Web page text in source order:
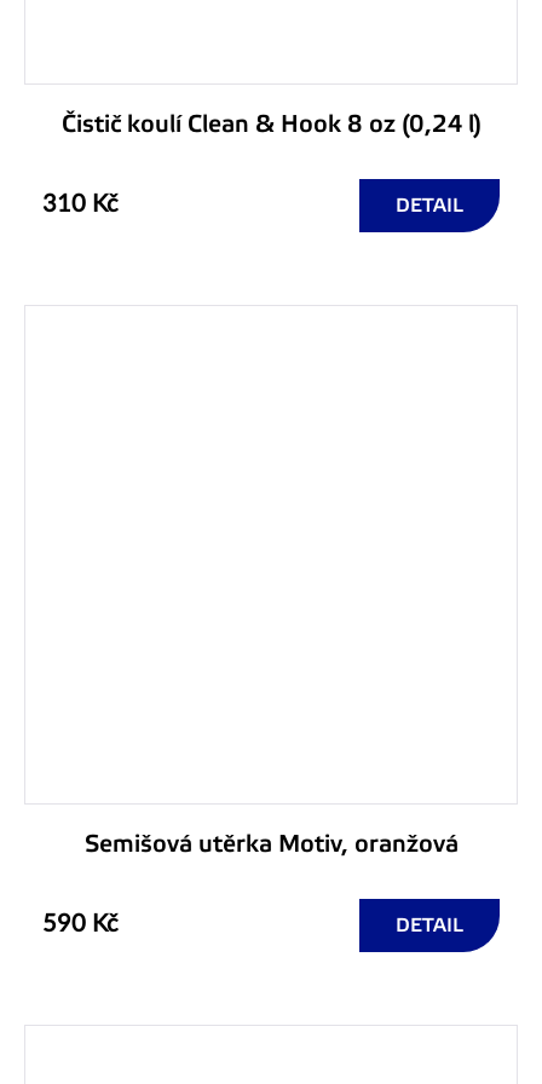
Čistič koulí Clean & Hook 8 oz (0,24 l)
310 Kč DETAIL
Semišová utěrka Motiv, oranžová
590 Kč DETAIL